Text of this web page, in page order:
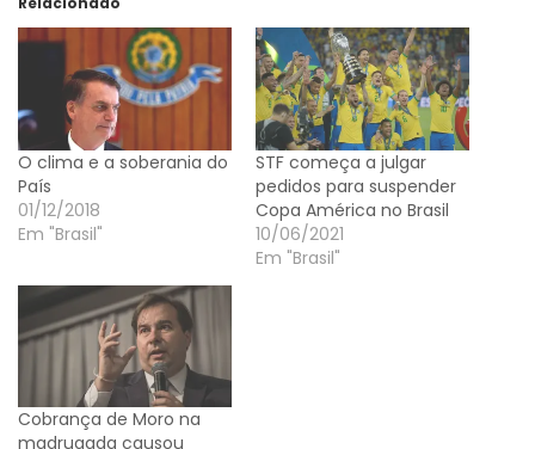
O clima e a soberania do
País
01/12/2018
Em "Brasil"
STF começa a julgar
pedidos para suspender
Copa América no Brasil
10/06/2021
Em "Brasil"
Cobrança de Moro na
madrugada causou